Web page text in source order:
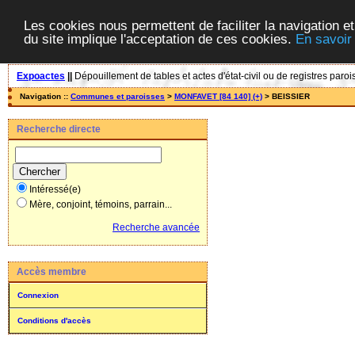
Les cookies nous permettent de faciliter la navigation
du site implique l'acceptation de ces cookies. En
Expoactes Dépouillement de tables et actes d'état-civil ou de registres
Navigation :: Communes et paroisses > MONFAVET [84 140] (+) > BEISSIER
Recherche directe
Intéressé(e)
Mère, conjoint, témoins, parrain...
Recherche avancée
Accès membre
Connexion
Conditions d'accès